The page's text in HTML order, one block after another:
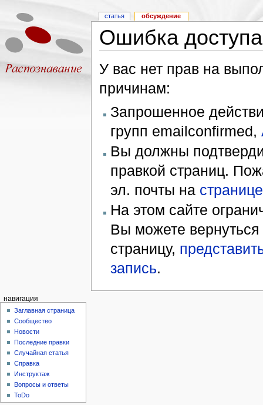
Ошибка доступа
У вас нет прав на
причинам:
Запрошенное
групп emailconfirmed,
Вы должны
правкой страниц.
эл. почты на
На этом сайте
Вы можете
страницу,
запись.
статья обсуждение
навигация
Заглавная страница
Сообщество
Новости
Последние правки
Случайная статья
Справка
Инструктаж
Вопросы и ответы
ToDo